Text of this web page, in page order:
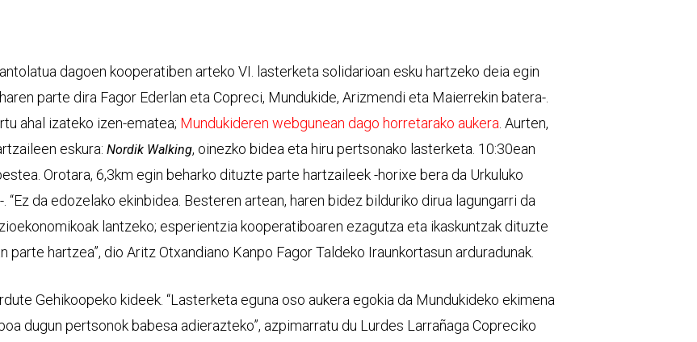
dagoen kooperatiben arteko VI. lasterketa solidarioan esku hartzeko deia egin
parte dira Fagor Ederlan eta Copreci, Mundukide, Arizmendi eta Maierrekin batera-.
ahal izateko izen-ematea; Mundukideren webgunean dago horretarako aukera . Aurten,
eskura: Nordik Walking, oinezko bidea eta hiru pertsonako lasterketa. 10:30ean
Orotara, 6,3km egin beharko dituzte parte hartzaileek -horixe bera da Urkuluko
da edozelako ekinbidea. Besteren artean, haren bidez bilduriko dirua lagungarri da
lantzeko; esperientzia kooperatiboaren ezagutza eta ikaskuntzak dituzte
parte hartzea”, dio Aritz Otxandiano Kanpo Fagor Taldeko Iraunkortasun arduradunak.
Gehikoopeko kideek. “Lasterketa eguna oso aukera egokia da Mundukideko ekimena
dugun pertsonok babesa adierazteko”, azpimarratu du Lurdes Larrañaga Copreciko